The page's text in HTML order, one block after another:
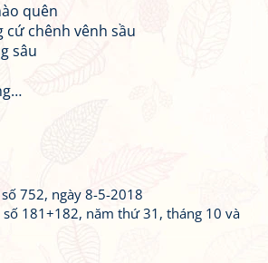
quên
cứ chênh vênh sầu
sâu
752, ngày 8-5-2018
số 181+182, năm thứ 31, tháng 10 và